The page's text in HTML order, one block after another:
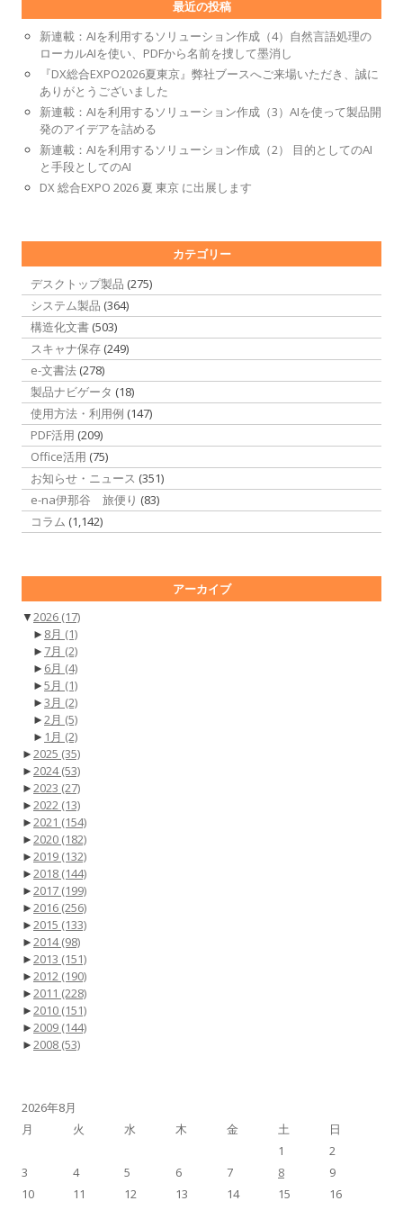
最近の投稿
新連載：AIを利用するソリューション作成（4）自然言語処理の
ローカルAIを使い、PDFから名前を捜して墨消し
『DX総合EXPO2026夏東京』弊社ブースへご来場いただき、誠に
ありがとうございました
新連載：AIを利用するソリューション作成（3）AIを使って製品開
発のアイデアを詰める
新連載：AIを利用するソリューション作成（2） 目的としてのAI
と手段としてのAI
DX 総合EXPO 2026 夏 東京 に出展します
カテゴリー
デスクトップ製品 (275)
システム製品 (364)
構造化文書 (503)
スキャナ保存 (249)
e-文書法 (278)
製品ナビゲータ (18)
使用方法・利用例 (147)
PDF活用 (209)
Office活用 (75)
お知らせ・ニュース (351)
e-na伊那谷 旅便り (83)
コラム (1,142)
アーカイブ
▼2026 (17)
► 8月 (1)
► 7月 (2)
► 6月 (4)
►5月 (1)
►3月 (2)
►2月 (5)
► 1月 (2)
►2025 (35)
►2024(53)
►2023 (27)
►2022 (13)
►2021 (154)
►2020 (182)
►2019 (132)
►2018 (144)
►2017 (199)
►2016 (256)
►2015 (133)
►2014(98)
►2013 (151)
►2012 (190)
►2011 (228)
►2010 (151)
►2009 (144)
►2008 (53)
2026年8月
月
火 水 木 金 土
日
1
2
3
4 5 6 7 8
9
10
11 12 13 14 15
16